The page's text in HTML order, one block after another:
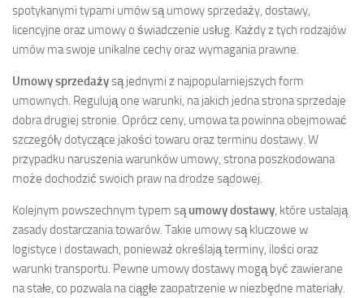
spotykanymi typami umów są umowy sprzedaży, dostawy,
licencyjne oraz umowy o świadczenie usług. Każdy z tych rodzajów
umów ma swoje unikalne cechy oraz wymagania prawne.
Umowy sprzedażysą jednymi z najpopularniejszych form
umownych. Regulują one warunki, na jakich jedna strona sprzedaje
dobra drugiej stronie. Oprócz ceny, umowa ta powinna obejmować
szczegóły dotyczące jakości towaru oraz terminu dostawy. W
przypadku naruszenia warunków umowy, strona poszkodowana
może dochodzić swoich praw na drodze sądowej.
Kolejnym powszechnym typem sąumowy dostawy, które ustalają
zasady dostarczania towarów. Takie umowy są kluczowe w
logistyce i dostawach, ponieważ określają terminy, ilości oraz
warunki transportu. Pewne umowy dostawy mogą być zawierane
na stałe, co pozwala na ciągłe zaopatrzenie w niezbędne materiały.